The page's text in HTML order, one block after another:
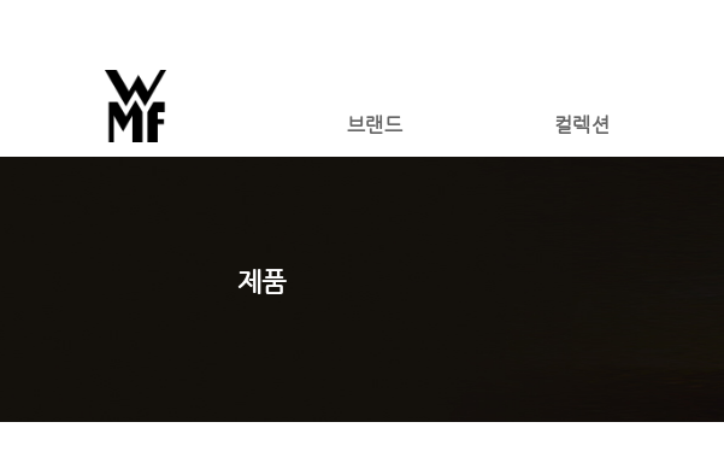
브랜드 컬렉션
제품